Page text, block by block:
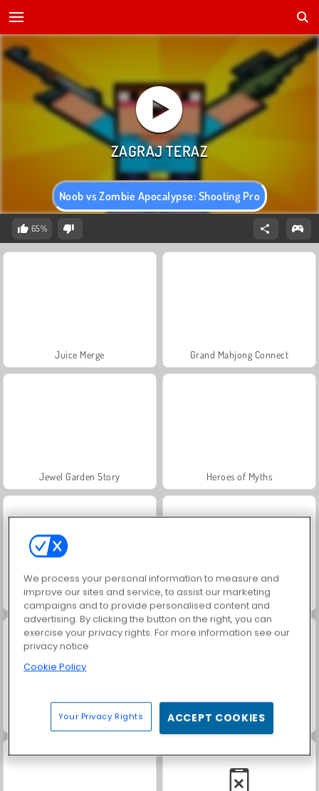
Noob vs Zombie Apocalypse: Shooting Pro
65%
Juice Merge Grand Mahjong Connect
Jewel Garden Story Heroes of Myths
Masha and the Bear: Meadows Scala 40
Trollface Quest: USA 2
We process your personal information to measure and
improve our sites and service, to assist our marketing
campaigns and to provide personalised content and
advertising. By clicking the button on the right, you can
exercise your privacy rights. For more information see our
privacy notice
Cookie Policy
Your Privacy Rights ACCEPT COOKIES